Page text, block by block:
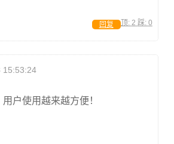
顶: 2 踩: 0
回复
15:53:24
户使用越来越方便！